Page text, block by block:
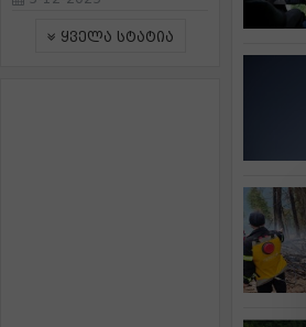
ყველა სტატია